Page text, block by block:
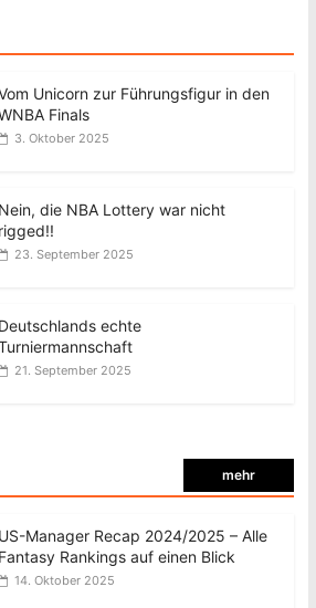
Unicorn zur Führungsfigur in den
Finals
3. Oktober 2025
Nein, die NBA Lottery war nicht
rigged!!
23. September 2025
Deutschlands echte
21. September 2025
mehr
US-Manager Recap 2024/2025 – Alle
Fantasy Rankings auf einen Blick
14. Oktober 2025